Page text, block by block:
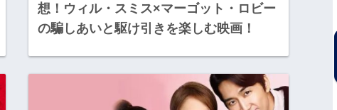
想！ウィル・スミス×マーゴット・ロビー
の騙しあいと駆け引きを楽しむ映画！